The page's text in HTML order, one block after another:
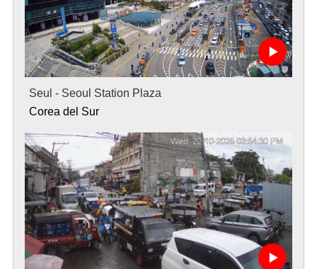
Seul - Seoul Station Plaza
Corea del Sur